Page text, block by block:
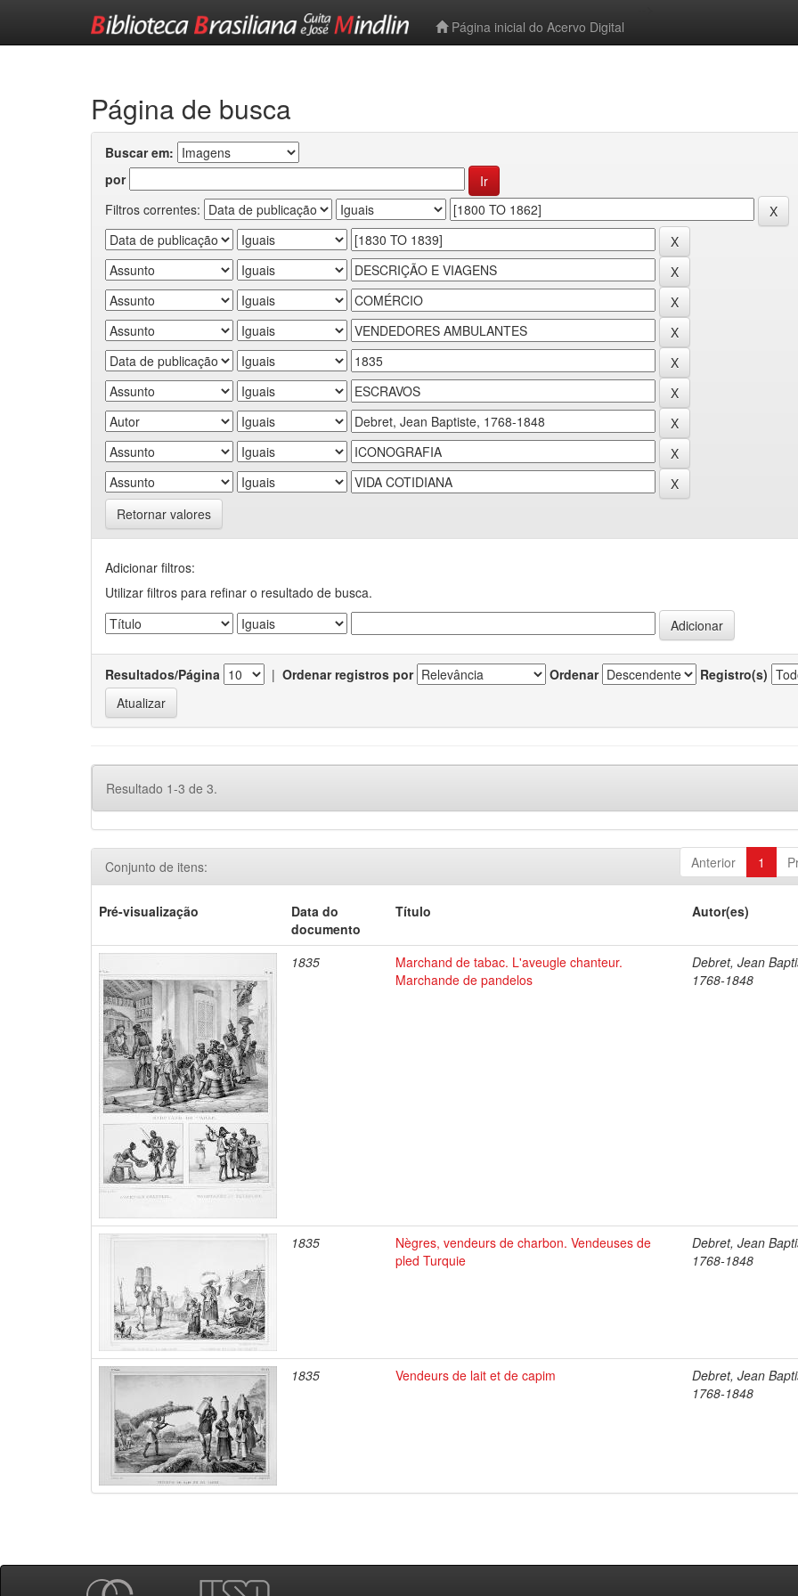
Página inicial do Acervo Digital
Página de busca
Buscar em:
por
Filtros correntes:
Retornar valores
Adicionar filtros:
Utilizar filtros para refinar o resultado de busca.
Resultados/Página | Ordenar registros por Ordenar Registro(s)
Resultado 1-3 de 3.
Anterior 1
Conjunto de itens:
Pré-visualização
Data do
documento
Título Autor(es)
1835
Marchand de tabac. L'aveugle chanteur.
Marchande de pandelos
Debret, Jean
1768-1848
1835
Nègres, vendeurs de charbon. Vendeuses de
pled Turquie
Debret, Jean
1768-1848
1835 Vendeurs de lait et de capim
Debret, Jean
1768-1848